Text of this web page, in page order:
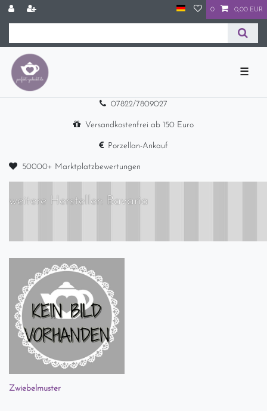
0 0,00 EUR
☰
07822/7809027
Versandkostenfrei ab 150 Euro
Porzellan-Ankauf
50000+ Marktplatzbewertungen
weitere Hersteller: Bavaria
Zwiebelmuster